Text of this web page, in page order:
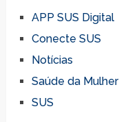
APP SUS Digital
Conecte SUS
Notícias
Saúde da Mulher
SUS